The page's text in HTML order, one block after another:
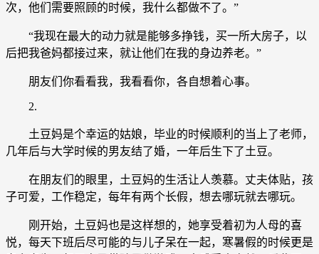
次，他们需要照顾的时候，我什么都做不了。”
“我现在最大的动力就是能够多挣钱，买一所大房子，以
后把我爸妈都接过来，就让他们在我的身边养老。”
朋友们你看看我，我看看你，各自想着心事。
2.
土豆妈是个幸运的姑娘，毕业的时候顺利的当上了老师，
几年后与大学时候的男友结了婚，一年后生下了土豆。
在朋友们的眼里，土豆妈的生活让人羡慕。丈夫体贴，孩
子可爱，工作稳定，每年有两个长假，想去哪玩就去哪玩。
刚开始，土豆妈也是这样想的，她享受着初为人母的喜
悦，每天下班后尽可能的与儿子呆在一起，寒暑假的时候更是